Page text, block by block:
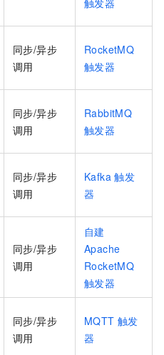
触发器
同步/异步
调用
RocketMQ
触发器
同步/异步
调用
RabbitMQ
触发器
同步/异步
调用
Kafka 触发
器
同步/异步
调用
自建
Apache
RocketMQ
触发器
同步/异步
调用
MQTT 触发
器